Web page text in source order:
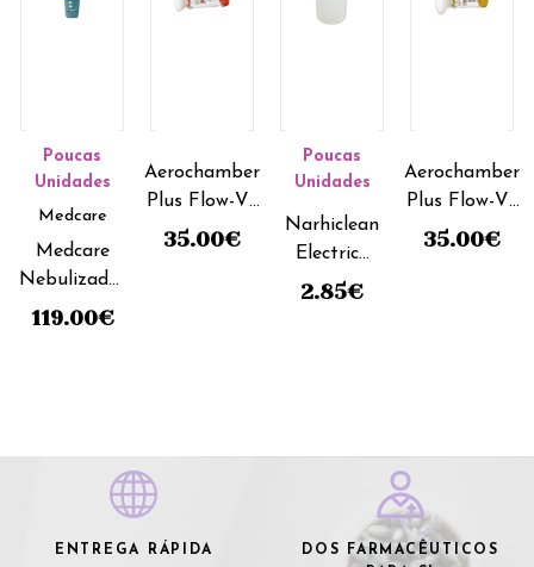
Poucas
Unidades
Medcare
Medcare
Nebulizador
Ultrasónico
119.00€
Aerochamber
Plus Flow-Vu
- Máscara
35.00€
Poucas
Unidades
Narhiclean
Electrico
Adaptador
2.85€
Aerochamber
Plus Flow-Vu
- Máscara
35.00€
ENTREGA RÁPIDA
DOS FARMACÊUTICOS